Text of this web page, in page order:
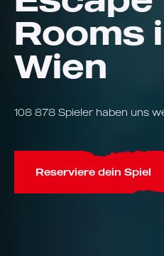
Rooms
Wien
108 878 Spieler haben uns
Reserviere dein Spiel